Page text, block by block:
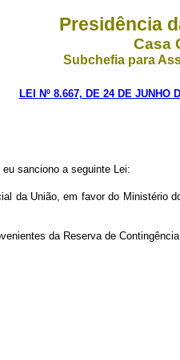
Presidência
Casa
Subchefia para
LEI Nº 8.667, DE 24 DE JUNHO
sanciono a seguinte Lei:
da União, em favor do
da Reserva de